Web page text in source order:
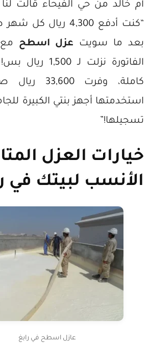
أم خالد من حي الفيحاء قالت
“كنت أدفع 4,300
بعد ما سويت عزل اسطح مع
الفاتورة نزلت
كاملة، وفرت
استخدمتها أجهز بنتي الكبيرة
تسجيلها!”
خيارات العزل
الأنسب لبيتك في
عازل اسطح في رابغ